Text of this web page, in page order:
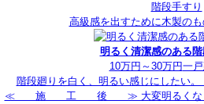
階段手すり
高級感を出すために木製の
明るく清潔感のある
10万円～30万円一
階段廻りを白く、明るい感じ
≪ 施 工 後 ≫ 大変明るくなり、非